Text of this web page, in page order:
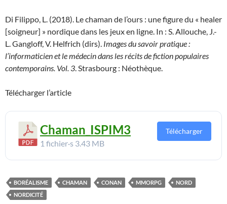
Di Filippo, L. (2018). Le chaman de l’ours : une figure du « healer
[soigneur] » nordique dans les jeux en ligne. In : S. Allouche, J.-
L. Gangloff, V. Helfrich (dirs). Images du savoir pratique :
l’informaticien et le médecin dans les récits de fiction populaires
contemporains. Vol. 3. Strasbourg : Néothèque.
Télécharger l’article
Chaman_ISPIM3
1 fichier·s 3.43 MB
Télécharger
BORÉALISME CHAMAN CONAN MMORPG
NORD
NORDICITÉ